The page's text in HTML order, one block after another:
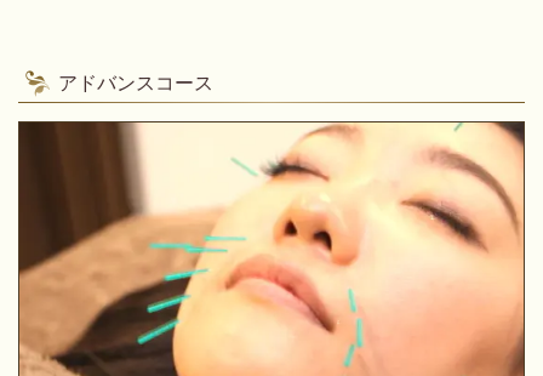
アドバンスコース